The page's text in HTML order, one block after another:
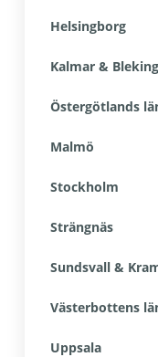
Helsingborg
Kalmar &
Östergötlands
Malmö
Stockholm
Strängnäs
Sundsvall &
Västerbottens
Uppsala